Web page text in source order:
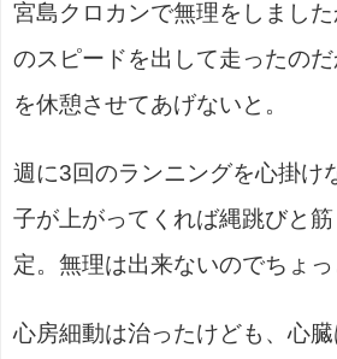
宮島クロカンで無理をしまし
のスピードを出して走ったの
を休憩させてあげないと。
週に3回のランニングを心掛け
子が上がってくれば縄跳びと
定。無理は出来ないのでちょっ
心房細動は治ったけども、心